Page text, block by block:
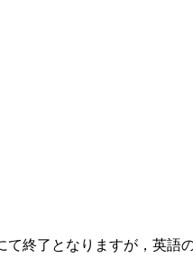
了となりますが，英語